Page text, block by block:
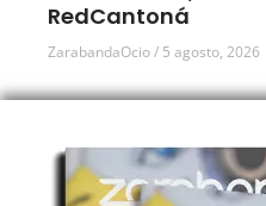
RedCantoná
ZarabandaOcio 5 agosto, 2026